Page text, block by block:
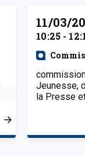
11/03/
10:25 -
Jeunesse,
la Presse